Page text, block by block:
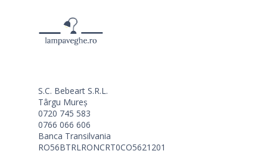
S.C. Bebeart S.R.L.
Târgu Mureș
0720 745 583
0766 066 606
Banca Transilvania
RO56BTRLRONCRT0CO5621201